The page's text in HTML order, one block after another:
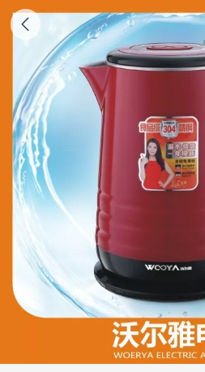
WEY-SH615 中国红